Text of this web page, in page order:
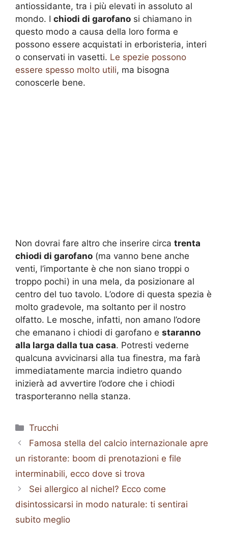
antiossidante, tra i più elevati in assoluto al
mondo. I chiodi di garofano si chiamano in
questo modo a causa della loro forma e
possono essere acquistati in erboristeria, interi
o conservati in vasetti. Le spezie possono
essere spesso molto utili, ma bisogna
conoscerle bene.
Non dovrai fare altro che inserire circa trenta
chiodi di garofano (ma vanno bene anche
venti, l’importante è che non siano troppi o
troppo pochi) in una mela, da posizionare al
centro del tuo tavolo. L’odore di questa spezia è
molto gradevole, ma soltanto per il nostro
olfatto. Le mosche, infatti, non amano l’odore
che emanano i chiodi di garofano e staranno
alla larga dalla tua casa. Potresti vederne
qualcuna avvicinarsi alla tua finestra, ma farà
immediatamente marcia indietro quando
inizierà ad avvertire l’odore che i chiodi
trasporteranno nella stanza.
Categorie
Trucchi
Famosa stella del calcio internazionale apre
un ristorante: boom di prenotazioni e file
interminabili, ecco dove si trova
Sei allergico al nichel? Ecco come
disintossicarsi in modo naturale: ti sentirai
subito meglio